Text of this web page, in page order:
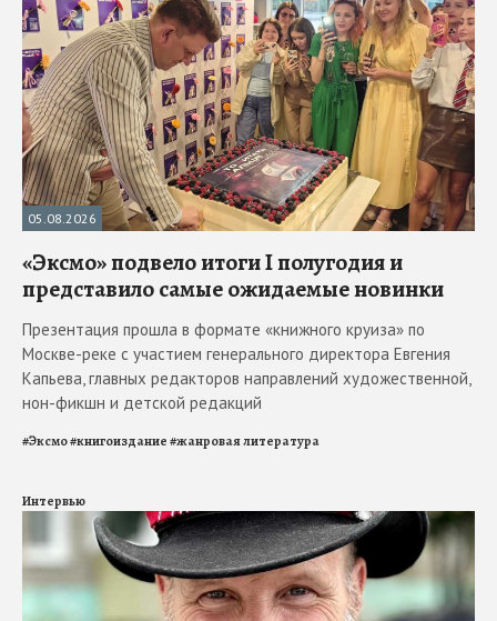
05.08.2026
«Эксмо» подвело итоги I полугодия и
представило самые ожидаемые новинки
Презентация прошла в формате «книжного круиза» по
Москве-реке с участием генерального директора Евгения
Капьева, главных редакторов направлений художественной,
нон-фикшн и детской редакций
#Эксмо#книгоиздание#жанровая литература
Интервью